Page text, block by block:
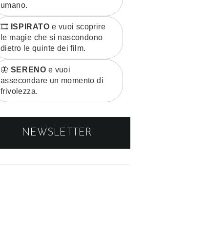
umano.
🎞️ ISPIRATO e vuoi scoprire
le magie che si nascondono
dietro le quinte dei film.
🦋 SERENO e vuoi
assecondare un momento di
frivolezza.
NEWSLETTER